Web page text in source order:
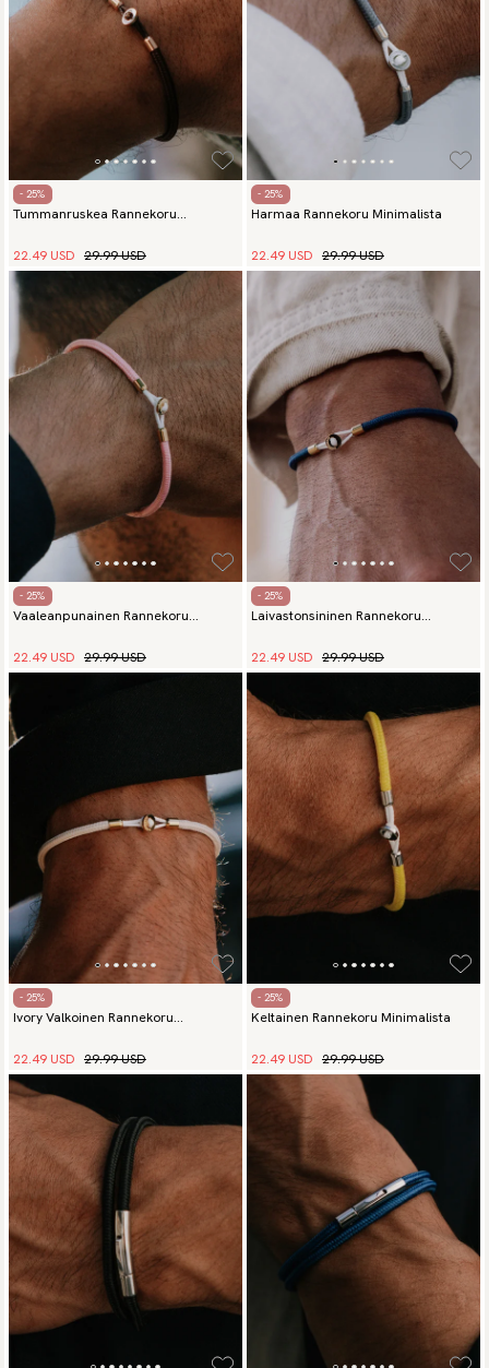
- 25%
Tummanruskea Rannekoru
22.49 USD 29.99 USD
- 25%
Harmaa Rannekoru Minimalista
22.49 USD 29.99 USD
- 25%
Vaaleanpunainen Rannekoru
22.49 USD 29.99 USD
- 25%
Laivastonsininen Rannekoru
22.49 USD 29.99 USD
- 25%
Ivory Valkoinen Rannekoru
22.49 USD 29.99 USD
- 25%
Keltainen Rannekoru Minimalista
22.49 USD 29.99 USD